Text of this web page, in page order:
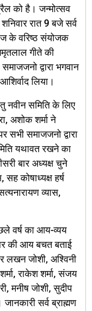
को है। जन्मोत्सव
रात 9 बजे सर्व
के वरिष्ठ संयोजक
गीते की
द्वारा भगवान
लिया।
नवीन समिति के लिए
अशोक शर्मा ने
सभी समाजजनो द्वारा
यथावत रखने का
बार अध्यक्ष चुने
सह कोषाध्यक्ष हर्ष
व्यास,
वर्ष का आय-व्यय
की आय बचत बताई
लखन जोशी, अश्विनी
राकेश शर्मा, संजय
मनीष जोशी, सुदीप
सर्व ब्राह्मण